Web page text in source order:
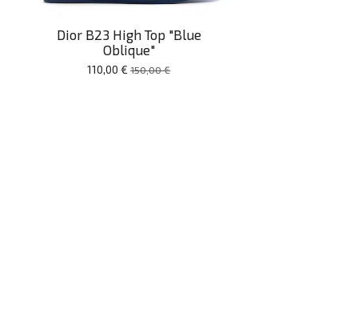
Dior B23 High Top "Blue
Oblique"
110,00 € 150,00 €